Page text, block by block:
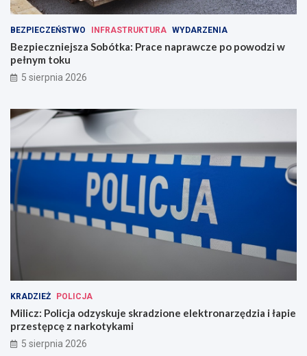
BEZPIECZEŃSTWO INFRASTRUKTURA WYDARZENIA
Bezpieczniejsza Sobótka: Prace naprawcze po powodzi w
pełnym toku
5 sierpnia 2026
KRADZIEŻ POLICJA
Milicz: Policja odzyskuje skradzione elektronarzędzia i łapie
przestępcę z narkotykami
5 sierpnia 2026